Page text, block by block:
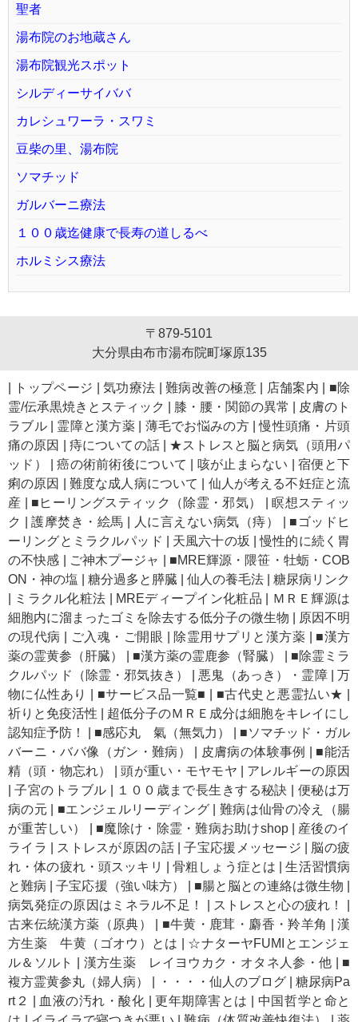
聖者
湯布院のお地蔵さん
湯布院観光スポット
シルディーサイババ
カレシュワーラ・スワミ
豆柴の里、湯布院
ソマチッド
ガルバーニ療法
１００歳迄健康で長寿の道しるべ
ホルミシス療法
〒879-5101
大分県由布市湯布院町塚原135
トップページ 気功療法 難病改善の極意 店舗案内
■除
霊/伝承黒焼きとスティック
膝・腰・関節の異常
皮膚のト
ラブル| 霊障と漢方薬 薄毛でお悩みの方|慢性頭痛・片頭
痛の原因
痔についての話| ★ストレスと脳と病気（頭用パ
ッド）
|癌の術前術後について 咳が止まらない |宿便と下
痢の原因
難度な成人病について
仙人が考える不妊症と流
産
■ヒーリングスティック（除霊・邪気） |瞑想スティッ
ク
|護摩焚き・絵馬 人に言えない病気（痔）
■ゴッドヒ
ーリングとミラクルパッド
天風六十の坂 |慢性的に続く胃
の不快感
ご神木プージャ
■MRE輝源・隈笹・牡蛎・COB
ON・神の塩
糖分過多と膵臓 仙人の養毛法
糖尿病リンク
ミラクル化粧法 MREディープイン化粧品
ＭＲＥ輝源は
細胞内に溜まったゴミを除去する低分子の微生物
原因不明
の現代病
ご入魂・ご開眼 除霊用サプリと漢方薬
■漢方
薬の霊黄参（肝臓）
■漢方薬の霊鹿参（腎臓）
■除霊ミラ
クルパッド（除霊・邪気抜き）
悪鬼（あっき）・霊障|万
物に仏性あり
■サービス品一覧■ ■古代史と悪霊払い★
祈りと免疫活性
超低分子のＭＲＥ成分は細胞をキレイにし
認知症予防！
■感応丸 氣（無気力）
■ソマチッド・ガル
バーニ・ババ像（ガン・難病）
皮膚病の体験事例
■能活
精（頭・物忘れ）
|頭が重い・モヤモヤ
アレルギーの原因
|子宮のトラブル １００歳まで長生きする秘訣
便秘は万
病の元
■エンジェルリーディング
難病は仙骨の冷え（腸
が重苦しい）
■魔除け・除霊・難病お助けshop| 産後のイ
ライラ
ストレスが原因の話|子宝応援メッセージ
脳の疲
れ・体の疲れ・頭スッキリ
|骨粗しょう症とは |生活習慣病
と難病 |子宝応援（強い味方） ■腸と脳との連絡は微生物
病気発症の原因はミネラル不足！
ストレスと心の疲れ！
古来伝統漢方薬（原典）
■牛黄・鹿茸・麝香・羚羊角 |漢
方生薬 牛黄（ゴオウ）とは
☆ナターヤFUMIとエンジェ
ル＆ソルト
漢方生薬 レイヨウカク・オタネ人参・他
■
複方霊黄参丸（婦人病）
・・・・仙人のブログ
糖尿病Pa
rt２
血液の汚れ・酸化 |更年期障害とは
中国哲学と命と